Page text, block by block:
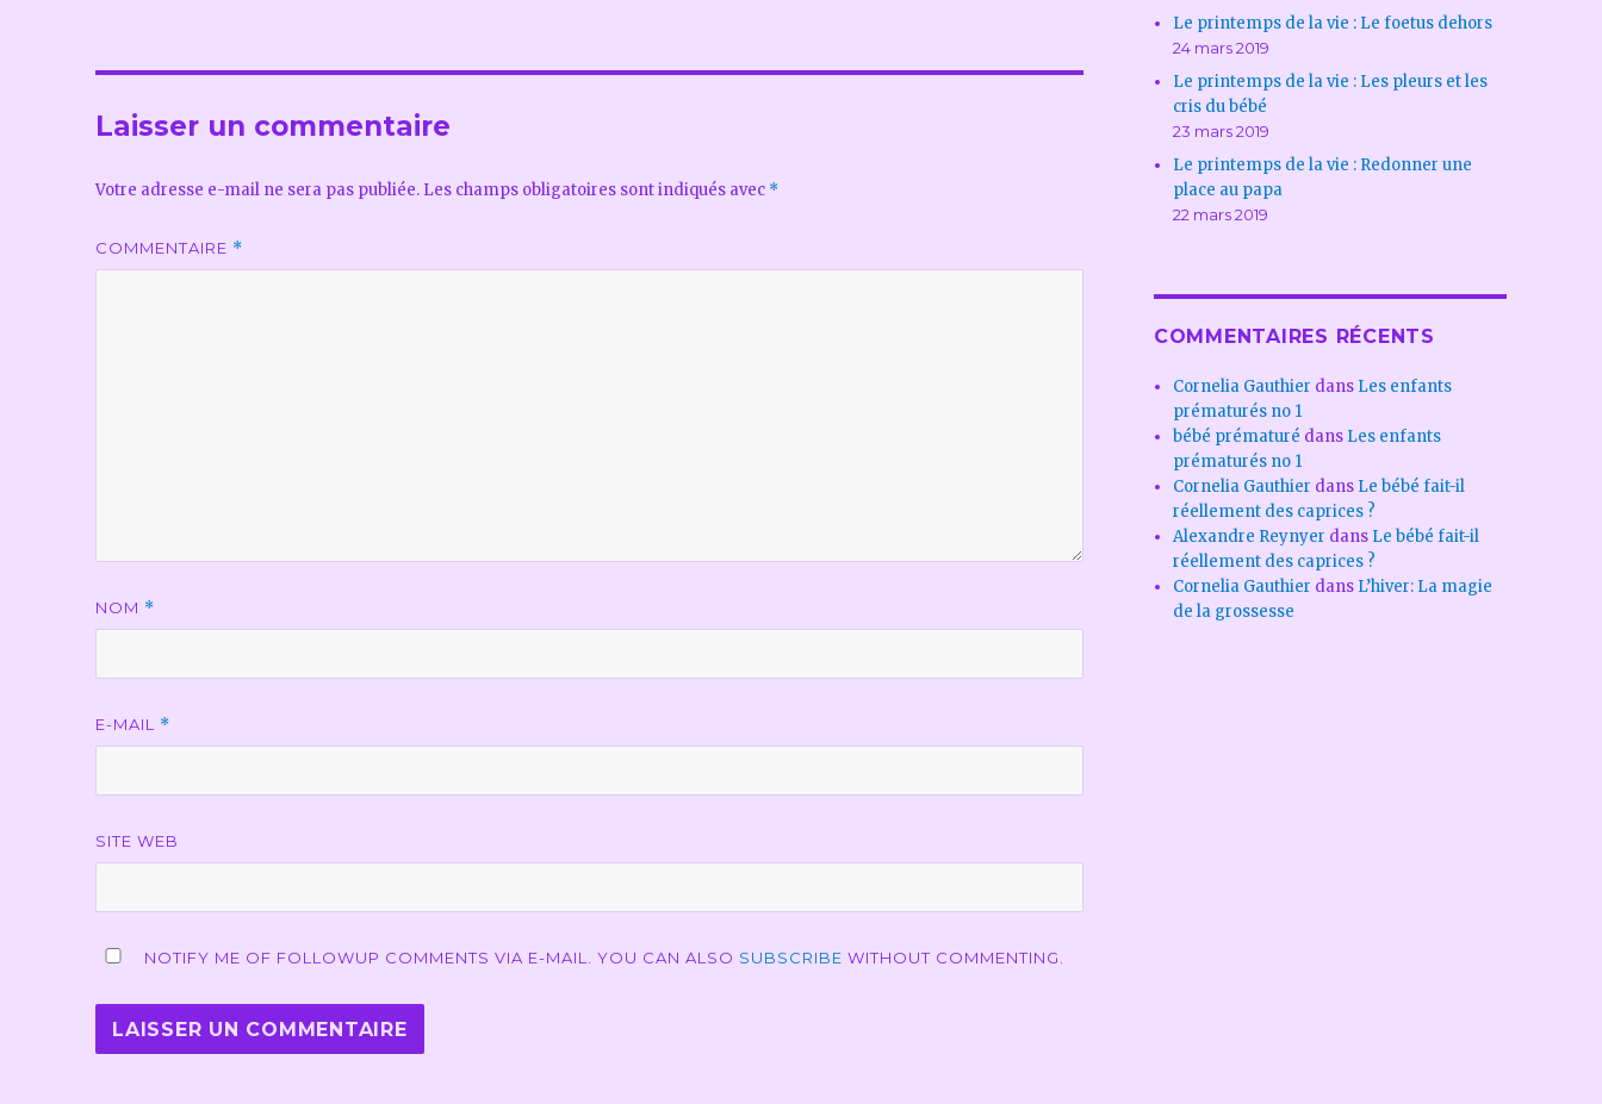
Laisser un commentaire
Votre adresse e-mail ne sera pas publiée. Les champs obligatoires sont indiqués avec *
COMMENTAIRE *
NOM *
E-MAIL *
SITE WEB
NOTIFY ME OF FOLLOWUP COMMENTS VIA E-MAIL. YOU CAN ALSO SUBSCRIBE WITHOUT COMMENTING.
Le printemps de la vie : Le foetus dehors
24 mars 2019
Le printemps de la vie : Les pleurs et les
cris du bébé
23 mars 2019
Le printemps de la vie : Redonner une
place au papa
22 mars 2019
COMMENTAIRES RÉCENTS
Cornelia Gauthier dans Les enfants
prématurés no 1
bébé prématuré dans Les enfants
prématurés no 1
Cornelia Gauthier dans Le bébé fait-il
réellement des caprices ?
Alexandre Reynyer dans Le bébé fait-il
réellement des caprices ?
Cornelia Gauthier dans L’hiver: La magie
de la grossesse